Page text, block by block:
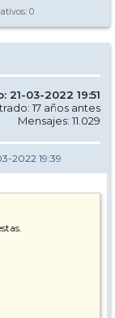
0
21-03-2022 19:51
17 años antes
Mensajes: 11.029
2022 19:39